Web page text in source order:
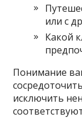
или с
Какой
Понимание
исключить